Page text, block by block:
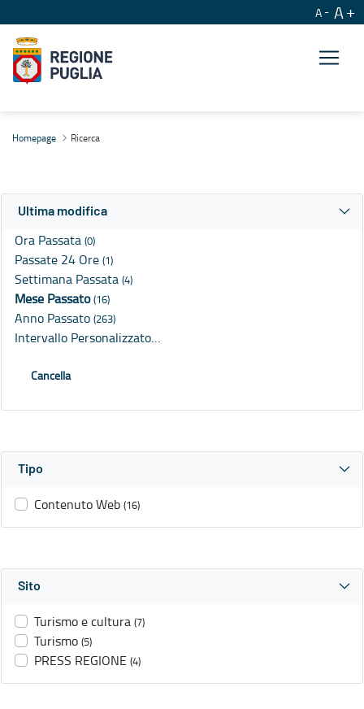
A A
Homepage Ricerca
Ultima modifica
Ora Passata (0)
Passate 24 Ore (1)
Settimana Passata (4)
Mese Passato(16)
Anno Passato (263)
Intervallo Personalizzato…
Cancella
Tipo
Contenuto Web (16)
Sito
Turismo e cultura (7)
Turismo (5)
PRESS REGIONE (4)